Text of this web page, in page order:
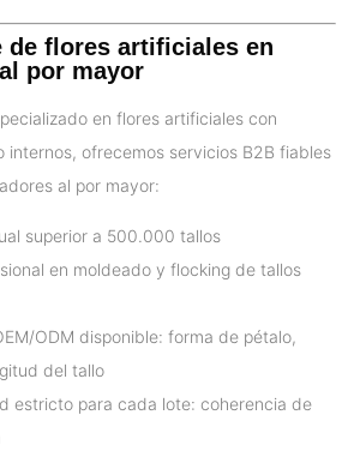
de flores artificiales en
por mayor
en flores artificiales con
internos, ofrecemos servicios B2B fiables
al por mayor:
superior a 500.000 tallos
en moldeado y flocking de tallos
ODM disponible: forma de pétalo,
del tallo
estricto para cada lote: coherencia de